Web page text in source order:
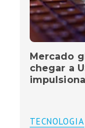
Mercado
chegar a
TECNOLOGIA